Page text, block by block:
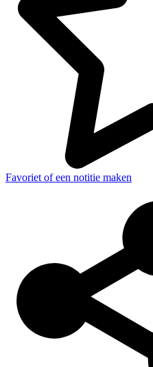
Favoriet of een notitie maken